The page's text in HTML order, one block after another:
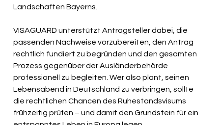
Landschaften Bayerns.
VISAGUARD unterstützt Antragsteller dabei, die
passenden Nachweise vorzubereiten, den Antrag
rechtlich fundiert zu begründen und den gesamten
Prozess gegenüber der Ausländerbehörde
professionell zu begleiten. Wer also plant, seinen
Lebensabend in Deutschland zu verbringen, sollte
die rechtlichen Chancen des Ruhestandsvisums
frühzeitig prüfen – und damit den Grundstein für ein